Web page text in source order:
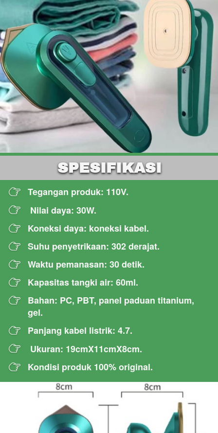
SPESIFIKASI
Tegangan produk: 110V.
Nilai daya: 30W.
Koneksi daya: koneksi kabel.
Suhu penyetrikaan: 302 derajat.
Waktu pemanasan: 30 detik.
Kapasitas tangki air: 60ml.
Bahan: PC, PBT, panel paduan titanium,
gel.
Panjang kabel listrik: 4.7.
Ukuran: 19cmX11cmX8cm.
Kondisi produk 100% original.